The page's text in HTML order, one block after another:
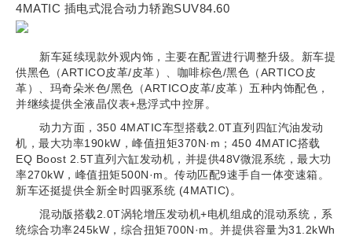
4MATIC 插电式混合动力轿跑SUV84.60
新车延续现款外观内饰，主要在配置进行调整升级。新车提
供黑色（ARTICO皮革/皮革）、咖啡棕色/黑色（ARTICO皮
革）、玛奇朵米色/黑色（ARTICO皮革/皮革）五种内饰配色，
并继续提供全液晶仪表+悬浮式中控屏。
动力方面，350 4MATIC车型搭载2.0T直列四缸汽油发动
机，最大功率190kW，峰值扭矩370N·m；450 4MATIC搭载
EQ Boost 2.5T直列六缸发动机，并提供48V微混系统，最大功
率270kW，峰值扭矩500N·m。传动匹配9速手自一体变速箱。
新车还挺提供全新全时四驱系统 (4MATIC)。
混动版搭载2.0T涡轮增压发动机+电机组成的混动系统，系
统综合功率245kW，综合扭矩700N·m。并提供容量为31.2kWh